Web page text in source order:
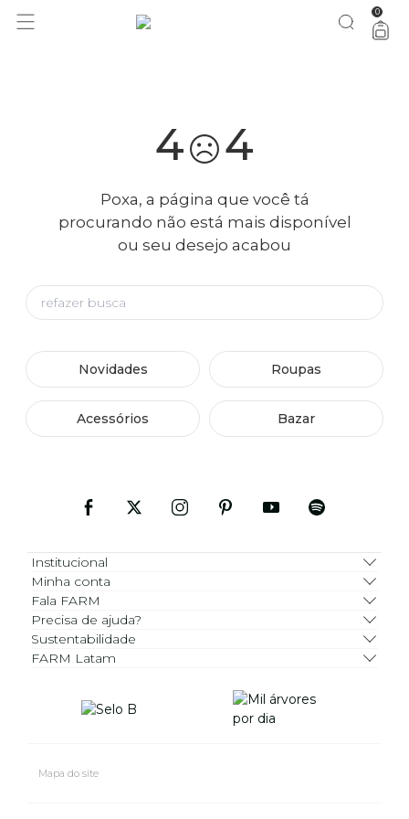
você merece 30% OFF pra comemorar com a gente aproveita! 0
4 4
Poxa, a página que você tá
procurando não está mais disponível
ou seu desejo acabou
Novidades Roupas
Acessórios Bazar
Institucional
Minha conta
Fala FARM
Precisa de ajuda?
Sustentabilidade
FARM Latam
Mapa do site